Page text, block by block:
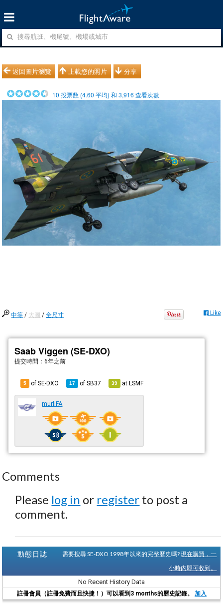
返回圖片瀏覽 上載您的照片 分享
10 投票数 (4.60 平均) 和3,916 查看次數
中等 / 大圖 /全尺寸 Like
Saab Viggen (SE-DXO)
提交時間：6年之前
5 of SE-DXO 17 ofSB37 39 atLSMF
murliFA
Comments
Please log in or register to post a
comment.
動態日誌 需要搜尋 SE-DXO 1998年以來的完整歷史嗎?現在購買，一
小時內即可收到。
No Recent History Data
註冊會員（註冊免費而且快捷！）可以看到3 months的歷史記錄。 加入